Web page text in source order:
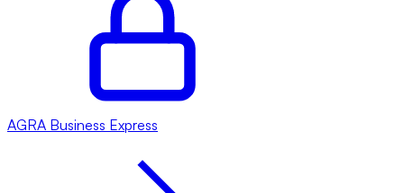
AGRA Business Express